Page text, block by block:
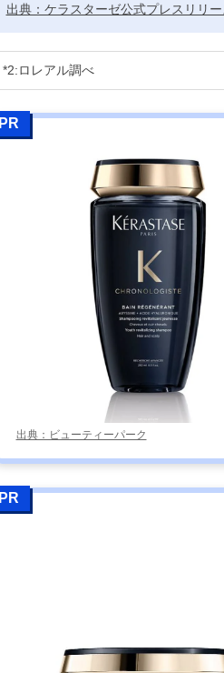
出典：ケラスターゼ公式プレスリリー
*2:ロレアル調べ
PR
出典：ビューティーパーク
PR